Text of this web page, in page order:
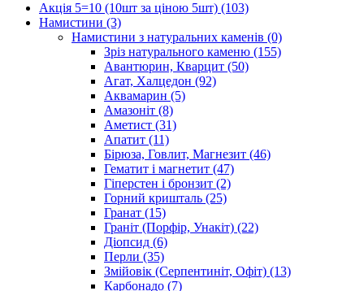
Акція 5=10 (10шт за ціною 5шт) (103)
Намистини (3)
Намистини з натуральних каменів (0)
Зріз натурального каменю (155)
Авантюрин, Кварцит (50)
Агат, Халцедон (92)
Аквамарин (5)
Амазоніт (8)
Аметист (31)
Апатит (11)
Бірюза, Говлит, Магнезит (46)
Гематит і магнетит (47)
Гіперстен і бронзит (2)
Горний кришталь (25)
Гранат (15)
Граніт (Порфір, Унакіт) (22)
Діопсид (6)
Перли (35)
Змійовік (Серпентиніт, Офіт) (13)
Карбонадо (7)